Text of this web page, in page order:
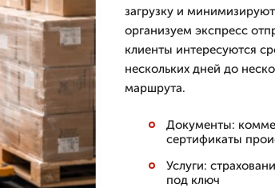
загрузку и
организуем экспресс
клиенты интересуются
нескольких дней до
маршрута.
Документы:
сертификаты
Услуги:
под ключ